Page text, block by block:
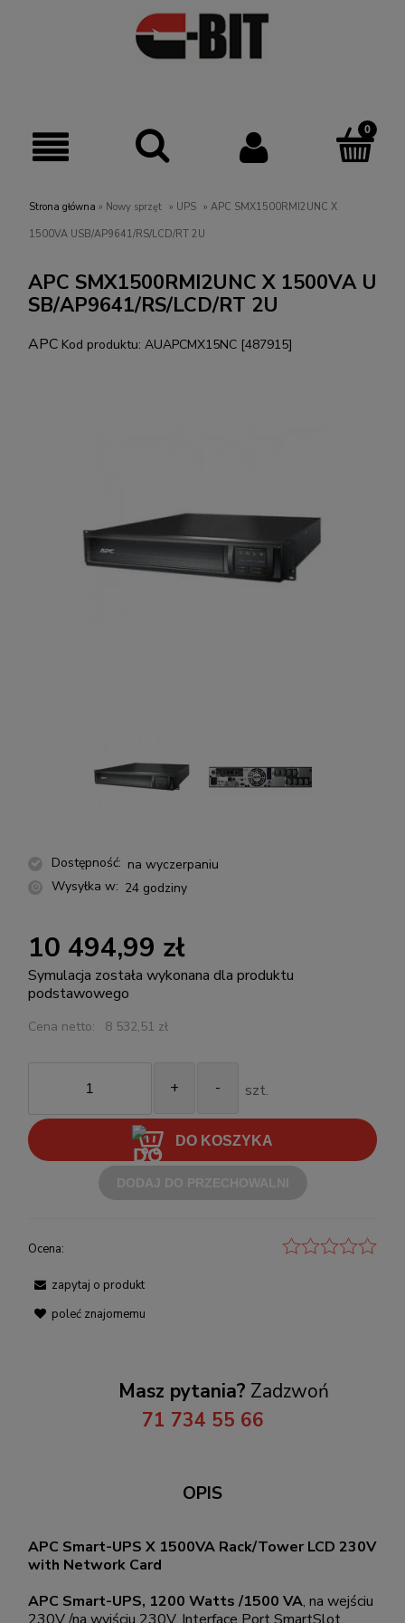
Strona główna » Nowy sprzęt » UPS » APC SMX1500RMI2UNC X
1500VA USB/AP9641/RS/LCD/RT 2U
APC SMX1500RMI2UNC X 1500VA U
SB/AP9641/RS/LCD/RT 2U
APC Kod produktu: AUAPCMX15NC [487915]
Dostępność: na wyczerpaniu
Wysyłka w: 24 godziny
10 494,99 zł
Symulacja została wykonana dla produktu
podstawowego
Cena netto: 8 532,51 zł
+ - szt.
DO KOSZYKA
Ocena:
zapytaj o produkt
poleć znajomemu
Masz pytania? Zadzwoń
71 734 55 66
OPIS
APC Smart-UPS X 1500VA Rack/Tower LCD 230V
with Network Card
APC Smart-UPS, 1200 Watts /1500 VA, na wejściu